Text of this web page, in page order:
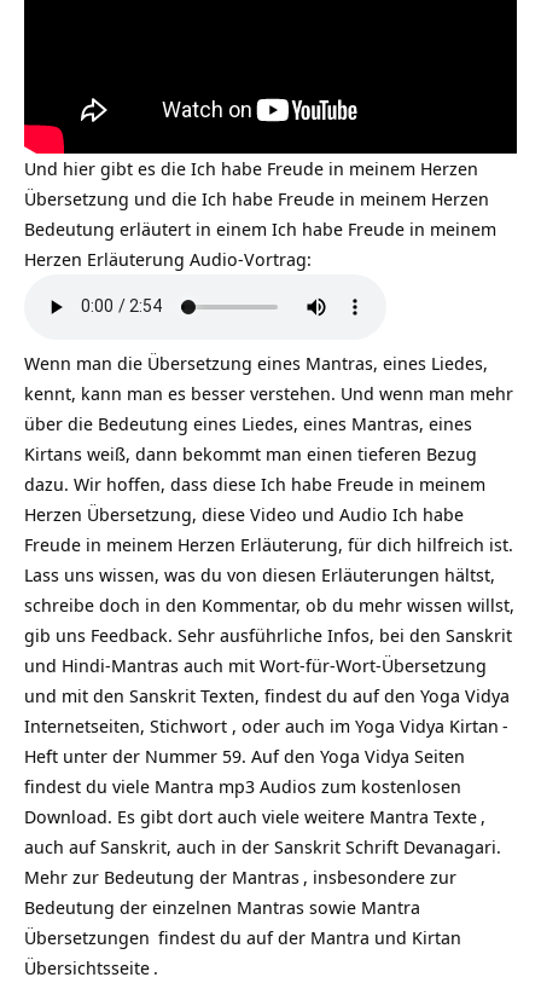
Und hier gibt es die Ich habe Freude in meinem Herzen
Übersetzung und die Ich habe Freude in meinem Herzen
Bedeutung erläutert in einem Ich habe Freude in meinem
Herzen Erläuterung Audio-Vortrag:
Wenn man die Übersetzung eines Mantras, eines Liedes,
kennt, kann man es besser verstehen. Und wenn man mehr
über die Bedeutung eines Liedes, eines Mantras, eines
Kirtans weiß, dann bekommt man einen tieferen Bezug
dazu. Wir hoffen, dass diese Ich habe Freude in meinem
Herzen Übersetzung, diese Video und Audio Ich habe
Freude in meinem Herzen Erläuterung, für dich hilfreich ist.
Lass uns wissen, was du von diesen Erläuterungen hältst,
schreibe doch in den Kommentar, ob du mehr wissen willst,
gib uns Feedback. Sehr ausführliche Infos, bei den Sanskrit
und Hindi-Mantras auch mit Wort-für-Wort-Übersetzung
und mit den Sanskrit Texten, findest du auf den Yoga Vidya
Internetseiten, Stichwort , oder auch im Yoga Vidya Kirtan -
Heft unter der Nummer 59. Auf den Yoga Vidya Seiten
findest du viele Mantra mp3 Audios zum kostenlosen
Download. Es gibt dort auch viele weitere Mantra Texte ,
auch auf Sanskrit, auch in der Sanskrit Schrift Devanagari.
Mehr zur Bedeutung der Mantras , insbesondere zur
Bedeutung der einzelnen Mantras sowie Mantra
Übersetzungen findest du aufder Mantra und Kirtan
Übersichtsseite .